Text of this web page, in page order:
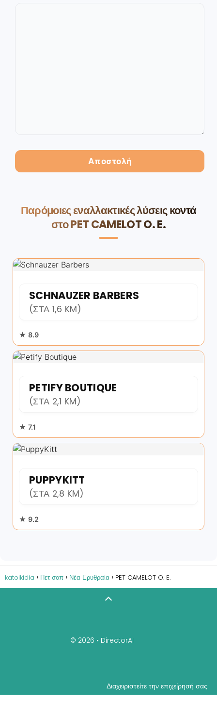
Παρόμοιες εναλλακτικές λύσεις κοντά
στο PET CAMELOT O. E.
SCHNAUZER BARBERS
(ΣΤΑ 1,6 KM)
★ 8.9
PETIFY BOUTIQUE
(ΣΤΑ 2,1 KM)
★ 7.1
PUPPYKITT
(ΣΤΑ 2,8 KM)
★ 9.2
katoikidia Πετ σοπ Νέα Ερυθραία PET CAMELOT O. E.
© 2026 • DirectorAI
Διαχειριστείτε την επιχείρησή σας